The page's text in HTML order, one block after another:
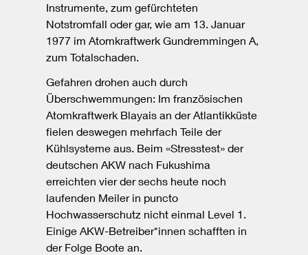
Instrumente, zum gefürchteten
Notstromfall oder gar, wie am 13. Januar
1977 im Atomkraftwerk Gundremmingen A,
zum Totalschaden.
Gefahren drohen auch durch
Überschwemmungen: Im französischen
Atomkraftwerk Blayais an der Atlantikküste
fielen deswegen mehrfach Teile der
Kühlsysteme aus. Beim «Stresstest» der
deutschen AKW nach Fukushima
erreichten vier der sechs heute noch
laufenden Meiler in puncto
Hochwasserschutz nicht einmal Level 1.
Einige AKW-Betreiber*innen schafften in
der Folge Boote an.